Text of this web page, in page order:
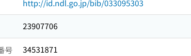
http://id.ndl.go.jp/bib/033095303
23907706
号 34531871